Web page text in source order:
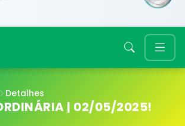
Detalhes
| 02/05/2025!